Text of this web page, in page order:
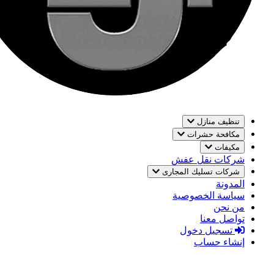
تنظيف منازل
مكافحة حشرات
مكيفات
شركات نقل عفش
شركات تسليك المجارى
المدونة
سياسة الخصوصية
من نحن
تواصل معنا
تسجيل دخول
إنشاء حساب